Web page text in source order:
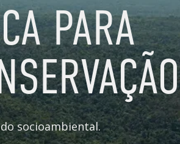
PARA
socioambiental.